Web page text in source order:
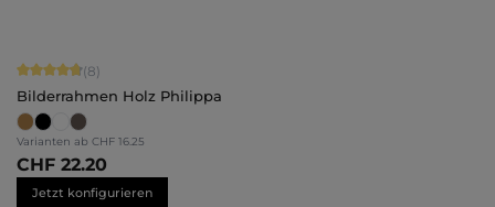
Durchschnittliche Bewertung von 4.75 von 5 Sternen
(8)
Bilderrahmen Holz Philippa
Varianten ab CHF 16.25
CHF 22.20
Jetzt konfigurieren